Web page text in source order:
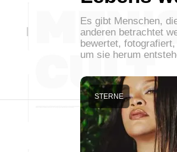
Es gibt Menschen,
anderen betrachtet
bewertet,
um sie herum
STERNE